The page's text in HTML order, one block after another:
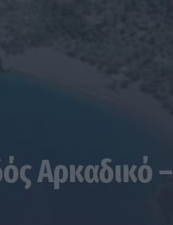
Αρκαδικό –